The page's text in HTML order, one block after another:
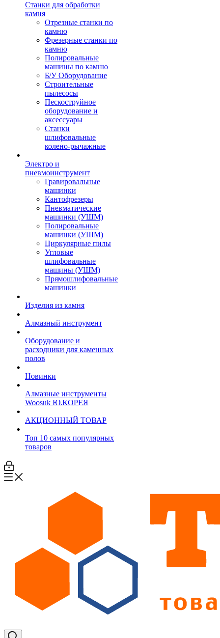
Станки для обработки
камня
Отрезные станки по
камню
Фрезерные станки по
камню
Полировальные
машины по камню
Б/У Оборудование
Строительные
пылесосы
Пескоструйное
оборудование и
аксессуары
Станки
шлифовальные
колено-рычажные
Электро и
пневмоинструмент
Гравировальные
машинки
Кантофрезеры
Пневматические
машинки (УШМ)
Полировальные
машинки (УШМ)
Циркулярные пилы
Угловые
шлифовальные
машины (УШМ)
Прямошлифовальные
машинки
Изделия из камня
Алмазный инструмент
Оборудование и
расходники для каменных
полов
Новинки
Алмазные инструменты
Woosuk Ю.КОРЕЯ
АКЦИОННЫЙ ТОВАР
Топ 10 самых популярных
товаров